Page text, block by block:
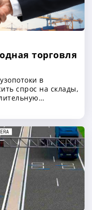
торговля
в
спрос на склады,